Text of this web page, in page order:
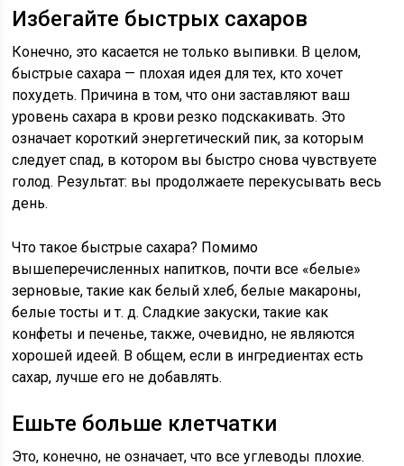
Избегайте быстрых сахаров
Конечно, это касается не только выпивки. В целом,
быстрые сахара — плохая идея для тех, кто хочет
похудеть. Причина в том, что они заставляют ваш
уровень сахара в крови резко подскакивать. Это
означает короткий энергетический пик, за которым
следует спад, в котором вы быстро снова чувствуете
голод. Результат: вы продолжаете перекусывать весь
день.
Что такое быстрые сахара? Помимо
вышеперечисленных напитков, почти все «белые»
зерновые, такие как белый хлеб, белые макароны,
белые тосты и т. д. Сладкие закуски, такие как
конфеты и печенье, также, очевидно, не являются
хорошей идеей. В общем, если в ингредиентах есть
сахар, лучше его не добавлять.
Ешьте больше клетчатки
Это, конечно, не означает, что все углеводы плохие.